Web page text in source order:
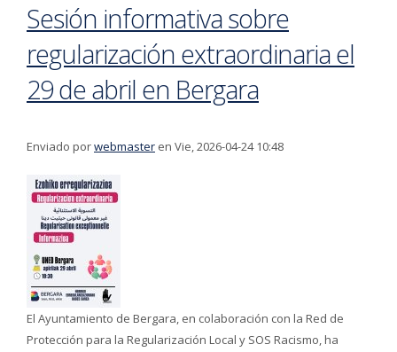
Sesión informativa sobre
regularización extraordinaria el
29 de abril en Bergara
Enviado porwebmaster en Vie, 2026-04-24 10:48
El Ayuntamiento de Bergara, en colaboración con la Red de
Protección para la Regularización Local y SOS Racismo, ha